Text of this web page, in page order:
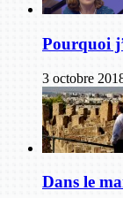
Pourquoi
3 octobre
Dans le